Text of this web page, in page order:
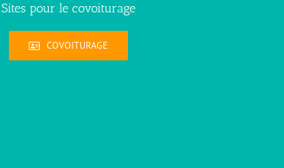
Sites pour le covoiturage
COVOITURAGE